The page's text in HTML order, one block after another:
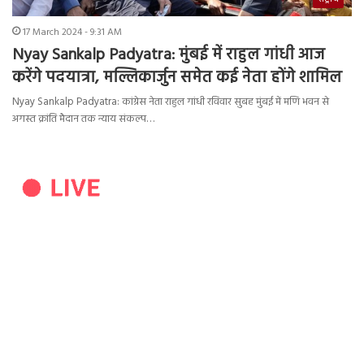
17 March 2024 - 9:31 AM
Nyay Sankalp Padyatra: मुंबई में राहुल गांधी आज
करेंगे पदयात्रा, मल्लिकार्जुन समेत कई नेता होंगे शामिल
Nyay Sankalp Padyatra: कांग्रेस नेता राहुल गांधी रविवार सुबह मुंबई में मणि भवन से
अगस्त क्रांति मैदान तक न्याय संकल्प…